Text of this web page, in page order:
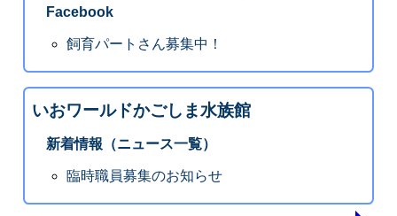
Facebook
飼育パートさん募集中！
いおワールドかごしま水族館
新着情報（ニュース一覧）
臨時職員募集のお知らせ